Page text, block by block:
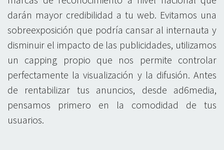
darán mayor credibilidad a tu web. Evitamos una
sobreexposición que podría cansar al internauta y
disminuir el impacto de las publicidades, utilizamos
un capping propio que nos permite controlar
perfectamente la visualización y la difusión. Antes
de rentabilizar tus anuncios, desde ad6media,
pensamos primero en la comodidad de tus
usuarios.